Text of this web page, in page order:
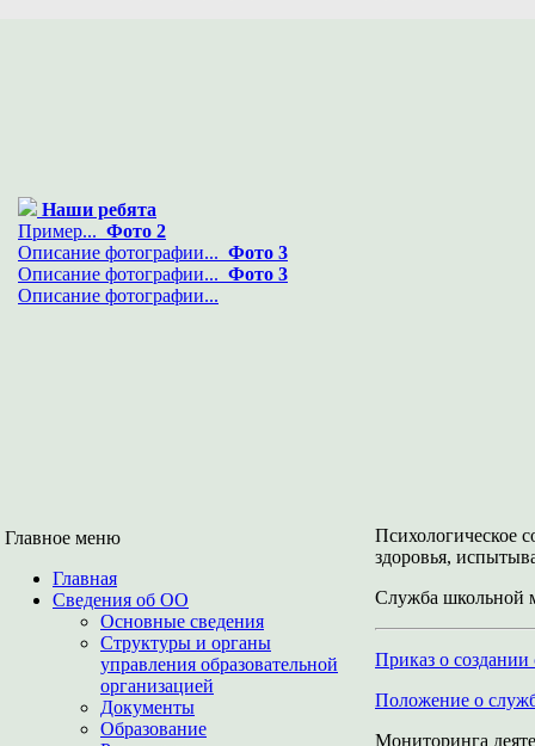
Наши ребята
Пример... Фото 2
Описание фотографии... Фото 3
Описание фотографии... Фото 3
Описание фотографии...
Главное меню
Главная
Сведения об ОО
Основные сведения
Структуры и органы
управления образовательной
организацией
Документы
Образование
Психологическое
здоровья,
Служба
Приказ о
Положение о
Мониторинга